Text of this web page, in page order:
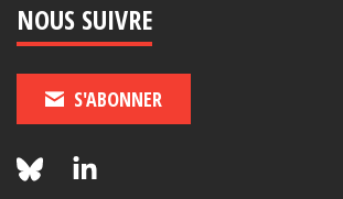
NOUS SUIVRE
S'ABONNER